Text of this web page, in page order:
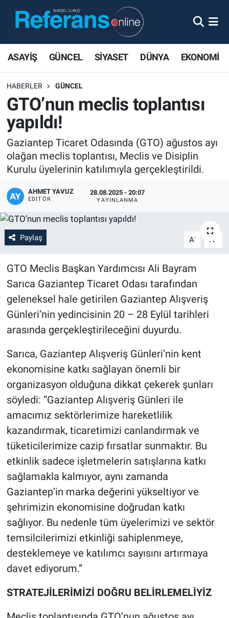
ASAYİŞ GÜNCEL SİYASET DÜNYA EKONOMİ
HABERLER GÜNCEL
GTO’nun meclis toplantısı
yapıldı!
Gaziantep Ticaret Odasında (GTO) ağustos ayı
olağan meclis toplantısı, Meclis ve Disiplin
Kurulu üyelerinin katılımıyla gerçekleştirildi.
AHMET YAVUZ
EDITÖR
28.08.2025 - 20:07
YAYINLANMA
Paylaş A- A
GTO Meclis Başkan Yardımcısı Ali Bayram
Sarıca Gaziantep Ticaret Odası tarafından
geleneksel hale getirilen Gaziantep Alışveriş
Günleri’nin yedincisinin 20 – 28 Eylül tarihleri
arasında gerçekleştirileceğini duyurdu.
Sarıca, Gaziantep Alışveriş Günleri’nin kent
ekonomisine katkı sağlayan önemli bir
organizasyon olduğuna dikkat çekerek şunları
söyledi: “Gaziantep Alışveriş Günleri ile
amacımız sektörlerimize hareketlilik
kazandırmak, ticaretimizi canlandırmak ve
tüketicilerimize cazip fırsatlar sunmaktır. Bu
etkinlik sadece işletmelerin satışlarına katkı
sağlamakla kalmıyor, aynı zamanda
Gaziantep’in marka değerini yükseltiyor ve
şehrimizin ekonomisine doğrudan katkı
sağlıyor. Bu nedenle tüm üyelerimizi ve sektör
temsilcilerimizi etkinliği sahiplenmeye,
desteklemeye ve katılımcı sayısını artırmaya
davet ediyorum.”
STRATEJİLERİMİZİ DOĞRU BELİRLEMELİYİZ